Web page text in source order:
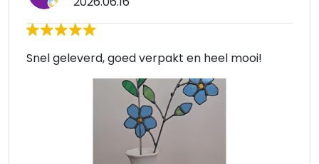
Snel geleverd, goed verpakt en heel mooi!